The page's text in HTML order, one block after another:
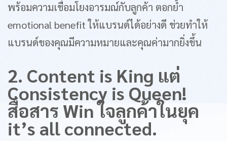
พร้อมความเชื่อมโยงอารมณ์กับลูกค้า ตอกย้ำ
emotional benefit ให้แบรนด์ได้อย่างดี ช่วยทำให้
แบรนด์ของคุณมีความหมายและคุณค่ามากยิ่งขึ้น
2. Content is King แต่
Consistency is Queen!
สื่อสาร Win ใจลูกค้าในยุค
it’s all connected.